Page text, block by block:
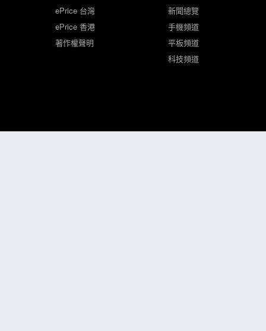
ePrice 台灣
ePrice 香港
著作權聲明
新聞總覽
手機頻道
平板頻道
科技頻道